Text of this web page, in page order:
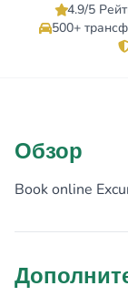
4.9/5
500+
Обзор
Book online